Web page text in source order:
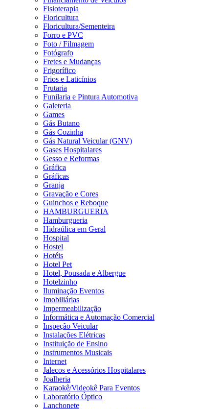
Fisioterapia
Floricultura
Floricultura/Sementeira
Forro e PVC
Foto / Filmagem
Fotógrafo
Fretes e Mudanças
Frigorífico
Frios e Laticínios
Frutaria
Funilaria e Pintura Automotiva
Galeteria
Games
Gás Butano
Gás Cozinha
Gás Natural Veicular (GNV)
Gases Hospitalares
Gesso e Reformas
Gráfica
Gráficas
Granja
Gravação e Cores
Guinchos e Reboque
HAMBURGUERIA
Hamburgueria
Hidraúlica em Geral
Hospital
Hostel
Hotéis
Hotel Pet
Hotel, Pousada e Albergue
Hotelzinho
Iluminação Eventos
Imobiliárias
Impermeabilização
Informática e Automação Comercial
Inspeção Veicular
Instalações Elétricas
Instituição de Ensino
Instrumentos Musicais
Internet
Jalecos e Acessórios Hospitalares
Joalheria
Karaokê/Videokê Para Eventos
Laboratório Óptico
Lanchonete